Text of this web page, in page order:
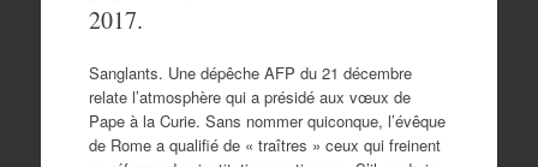
2017.
Sanglants. Une dépêche AFP du 21 décembre
relate l’atmosphère qui a présidé aux vœux de
Pape à la Curie. Sans nommer quiconque, l’évêque
de Rome a qualifié de « traîtres » ceux qui freinent